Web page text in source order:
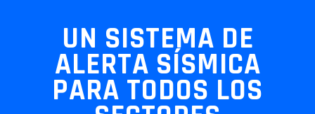
UN SISTEMA DE
ALERTA SÍSMICA
PARA TODOS LOS